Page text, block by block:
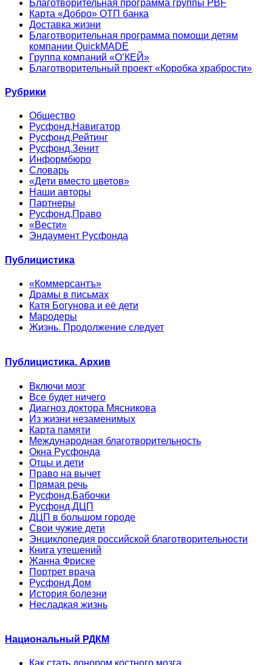
Благотворительная программа группы PBF
Карта «Добро» ОТП банка
Доставка жизни
Благотворительная программа помощи детям
компании QuickMADE
Группа компаний «О’КЕЙ»
Благотворительный проект «Коробка храбрости»
Рубрики
Общество
Русфонд.Навигатор
Русфонд.Рейтинг
Русфонд.Зенит
Информбюро
Словарь
«Дети вместо цветов»
Наши авторы
Партнеры
Русфонд.Право
«Вести»
Эндаумент Русфонда
Публицистика
«Коммерсантъ»
Драмы в письмах
Катя Богунова и её дети
Мародеры
Жизнь. Продолжение следует
Публицистика. Архив
Включи мозг
Все будет ничего
Диагноз доктора Мясникова
Из жизни незаменимых
Карта памяти
Международная благотворительность
Окна Русфонда
Отцы и дети
Право на вычет
Прямая речь
Русфонд.Бабочки
Русфонд.ДЦП
ДЦП в большом городе
Свои чужие дети
Энциклопедия российской благотворительности
Книга утешений
Жанна Фриске
Портрет врача
Русфонд.Дом
История болезни
Несладкая жизнь
Национальный РДКМ
Как стать донором костного мозга